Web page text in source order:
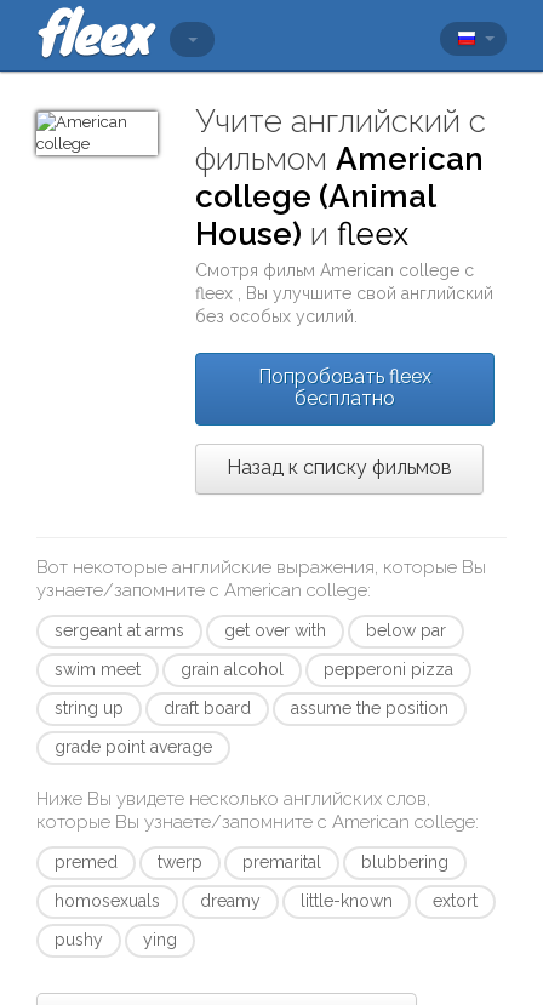
Учите английский с
фильмомAmerican
college (Animal
House) иfleex
Смотря фильмAmerican college с
fleex
, Вы улучшите свой английский
без особых усилий.
Попробовать fleex
бесплатно
Назад к списку фильмов
Вот некоторые английские выражения, которые Вы
узнаете/запомните с American college:
sergeant at arms get over with
below par
swim meet
grain alcohol
pepperoni pizza
string up
draft board
assume the position
grade point average
Ниже Вы увидете несколько английских слов,
которые Вы узнаете/запомните с American college:
premed twerp premarital
blubbering
homosexuals
dreamy little-known
extort
pushy
ying